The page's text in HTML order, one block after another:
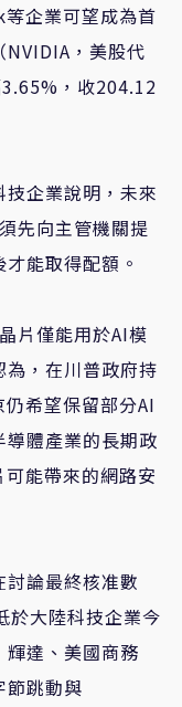
企業可望成為首
，美股代
，收204.12
企業說明，未來
先向主管機關提
能取得配額。
片僅能用於AI模
，在川普政府持
希望保留部分AI
體產業的長期政
能帶來的網路安
論最終核准數
於大陸科技企業今
達、美國商務
節跳動與